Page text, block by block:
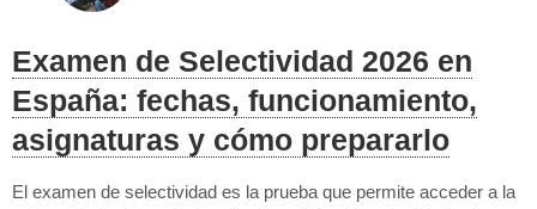
Examen de Selectividad 2026 en
España: fechas, funcionamiento,
asignaturas y cómo prepararlo
El examen de selectividad es la prueba que permite acceder a la